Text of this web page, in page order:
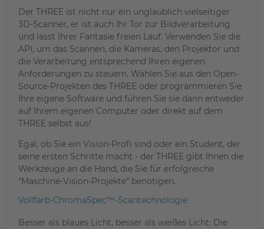
Der THREE ist nicht nur ein unglaublich vielseitiger
3D-Scanner, er ist auch Ihr Tor zur Bildverarbeitung
und lässt Ihrer Fantasie freien Lauf. Verwenden Sie die
API, um das Scannen, die Kameras, den Projektor und
die Verarbeitung entsprechend Ihren eigenen
Anforderungen zu steuern. Wählen Sie aus den Open-
Source-Projekten des THREE oder programmieren Sie
Ihre eigene Software und führen Sie sie dann entweder
auf Ihrem eigenen Computer oder direkt auf dem
THREE selbst aus!
Egal, ob Sie ein Vision-Profi sind oder ein Student, der
seine ersten Schritte macht - der THREE gibt Ihnen die
Werkzeuge an die Hand, die Sie für erfolgreiche
"Maschine-Vision-Projekte" benötigen.
Vollfarb-ChromaSpec™-Scantechnologie
Besser als blaues Licht, besser als weißes Licht: Die